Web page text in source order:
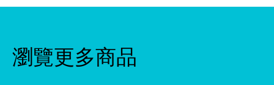
瀏覽更多商品